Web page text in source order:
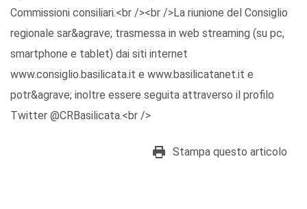
Commissioni consiliari.<br /><br />La riunione del Consiglio
regionale sar&agrave; trasmessa in web streaming (su pc,
smartphone e tablet) dai siti internet
www.consiglio.basilicata.it e www.basilicatanet.it e
potr&agrave; inoltre essere seguita attraverso il profilo
Twitter @CRBasilicata.<br />
Stampa questo articolo